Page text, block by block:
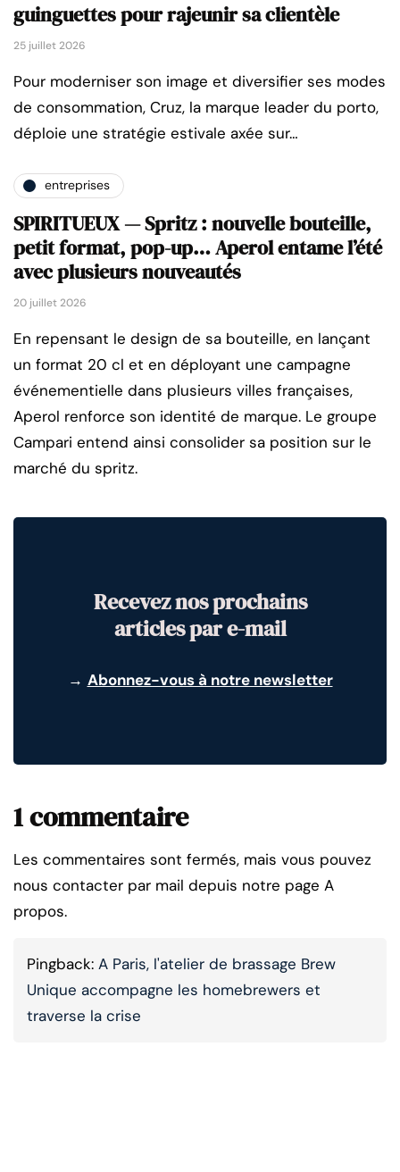
guinguettes pour rajeunir sa clientèle
25 juillet 2026
Pour moderniser son image et diversifier ses modes
de consommation, Cruz, la marque leader du porto,
déploie une stratégie estivale axée sur…
entreprises
SPIRITUEUX — Spritz : nouvelle bouteille,
petit format, pop-up… Aperol entame l’été
avec plusieurs nouveautés
20 juillet 2026
En repensant le design de sa bouteille, en lançant
un format 20 cl et en déployant une campagne
événementielle dans plusieurs villes françaises,
Aperol renforce son identité de marque. Le groupe
Campari entend ainsi consolider sa position sur le
marché du spritz.
Recevez nos prochains
articles par e-mail
→ Abonnez-vous à notre newsletter
1 commentaire
Les commentaires sont fermés, mais vous pouvez
nous contacter par mail depuis notre page A
propos.
Pingback: A Paris, l'atelier de brassage Brew
Unique accompagne les homebrewers et
traverse la crise